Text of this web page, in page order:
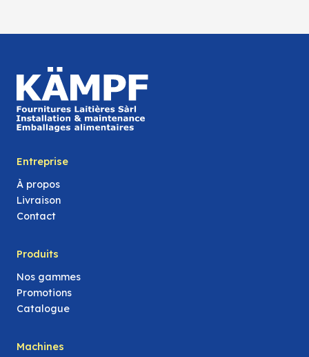
Entreprise
À propos
Livraison
Contact
Produits
Nos gammes
Promotions
Catalogue
Machines